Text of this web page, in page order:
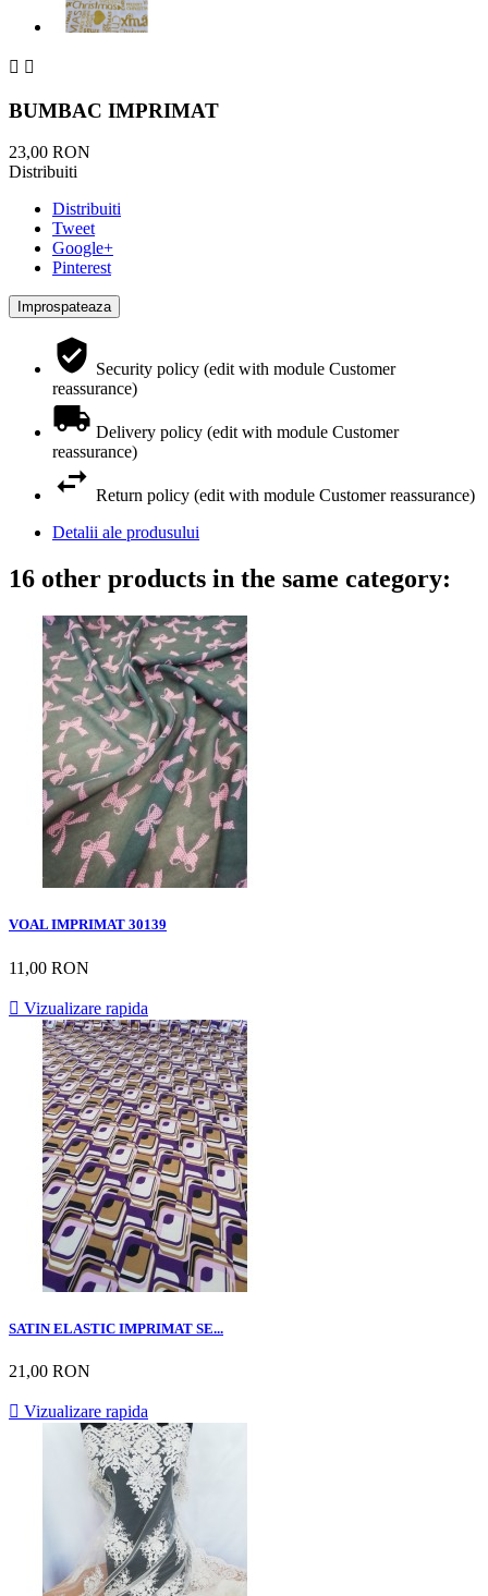
 
BUMBAC IMPRIMAT
23,00 RON
Distribuiti
Distribuiti
Tweet
Google+
Pinterest
Security policy (edit with module Customer
reassurance)
Delivery policy (edit with module Customer
reassurance)
Return policy (edit with module Customer reassurance)
Detalii ale produsului
16 other products in the same category:
VOAL IMPRIMAT 30139
11,00 RON
 Vizualizare rapida
SATIN ELASTIC IMPRIMAT SE...
21,00 RON
 Vizualizare rapida